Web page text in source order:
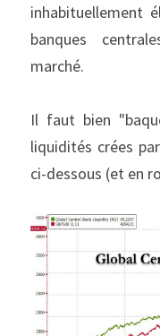
inhabituellement
banques
marché.
Il faut bien
liquidités crées
ci-dessous (et en